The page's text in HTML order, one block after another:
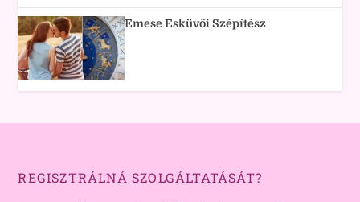
Emese Esküvői Szépítész
REGISZTRÁLNÁ SZOLGÁLTATÁSÁT?